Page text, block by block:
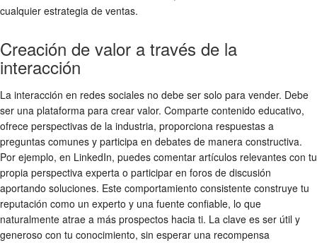
cualquier estrategia de ventas.
Creación de valor a través de la
interacción
La interacción en redes sociales no debe ser solo para vender. Debe
ser una plataforma para crear valor. Comparte contenido educativo,
ofrece perspectivas de la industria, proporciona respuestas a
preguntas comunes y participa en debates de manera constructiva.
Por ejemplo, en LinkedIn, puedes comentar artículos relevantes con tu
propia perspectiva experta o participar en foros de discusión
aportando soluciones. Este comportamiento consistente construye tu
reputación como un experto y una fuente confiable, lo que
naturalmente atrae a más prospectos hacia ti. La clave es ser útil y
generoso con tu conocimiento, sin esperar una recompensa